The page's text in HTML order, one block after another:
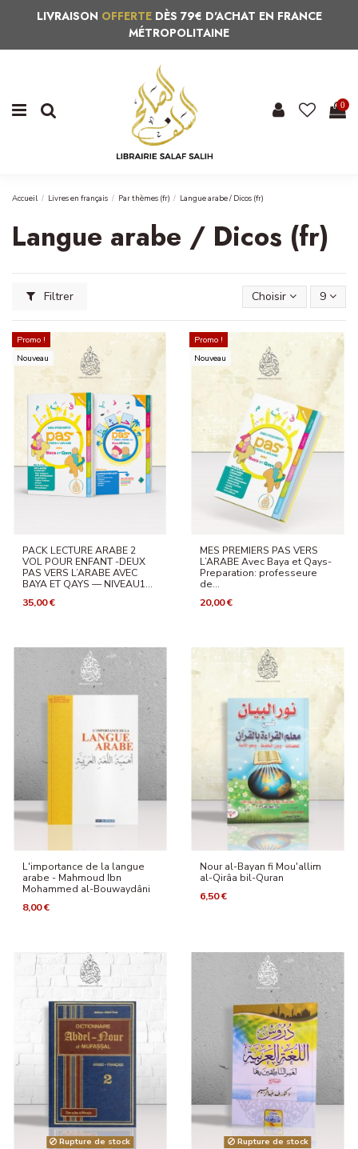
LIVRAISON OFFERTEDÈS 79€ D'ACHAT EN FRANCE
MÉTROPOLITAINE
0
Accueil Livres en français Par thèmes (fr) Langue arabe / Dicos (fr)
Langue arabe / Dicos (fr)
Filtrer Choisir 9
Promo !
Nouveau
PACK LECTURE ARABE 2
VOL POUR ENFANT -DEUX
PAS VERS L’ARABE AVEC
BAYA ET QAYS — NIVEAU1...
35,00 €
Promo !
Nouveau
MES PREMIERS PAS VERS
L’ARABE Avec Baya et Qays-
Preparation: professeure
de...
20,00 €
L'importance de la langue
arabe - Mahmoud Ibn
Mohammed al-Bouwaydâni
8,00 €
Nour al-Bayan fi Mou'allim
al-Qirâa bil-Quran
6,50 €
Rupture de stock Rupture de stock